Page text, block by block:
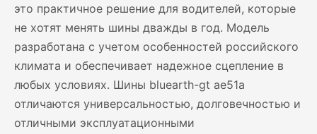
это практичное решение для водителей, которые
не хотят менять шины дважды в год. Модель
разработана с учетом особенностей российского
климата и обеспечивает надежное сцепление в
любых условиях. Шины bluearth-gt ae51a
отличаются универсальностью, долговечностью и
отличными эксплуатационными